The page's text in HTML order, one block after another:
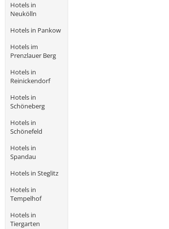
Hotels in
Neukölln
Hotels in Pankow
Hotels im
Prenzlauer Berg
Hotels in
Reinickendorf
Hotels in
Schöneberg
Hotels in
Schönefeld
Hotels in
Spandau
Hotels in Steglitz
Hotels in
Tempelhof
Hotels in
Tiergarten